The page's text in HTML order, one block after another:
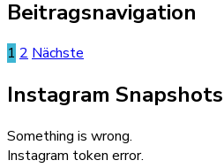
Beitragsnavigation
1 2Nächste
Instagram Snapshots
Something is wrong.
Instagram token error.